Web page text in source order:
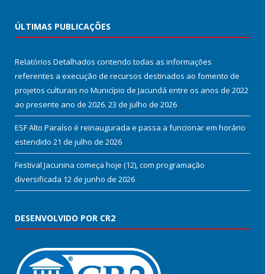
ÚLTIMAS PUBLICAÇÕES
Relatórios Detalhados contendo todas as informações
referentes a execução de recursos destinados ao fomento de
projetos culturais no Município de Jacundá entre os anos de 2022
ao presente ano de 2026. 23 de julho de 2026
ESF Alto Paraíso é reinaugurada e passa a funcionar em horário
estendido 21 de julho de 2026
Festival Jacunina começa hoje (12), com programação
diversificada 12 de junho de 2026
DESENVOLVIDO POR CR2